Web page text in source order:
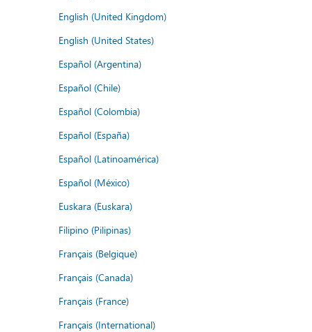
English (United Kingdom)
English (United States)
Español (Argentina)
Español (Chile)
Español (Colombia)
Español (España)
Español (Latinoamérica)
Español (México)
Euskara (Euskara)
Filipino (Pilipinas)
Français (Belgique)
Français (Canada)
Français (France)
Français (International)